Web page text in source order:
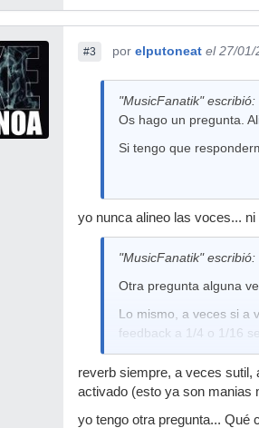
#3 por elputoneat el 27/01/
"MusicFanatik" escribió:
Os hago un pregunta.
Si tengo que
yo nunca alineo las voces...
"MusicFanatik" escribió:
Otra pregunta alguna
Lo mismo, a veces si a
feedback a 1/4 o 1/16
reverb siempre, a veces sutil,
activado (esto ya son manias
yo tengo otra pregunta... Qué